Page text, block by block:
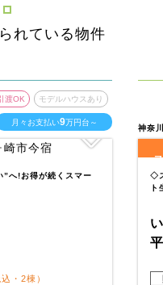
れている物件
渡OK モデルハウスあり
月々お支払い9万円台～
へ!お得が続くスマー
・2棟）
神奈
7
◇
ト